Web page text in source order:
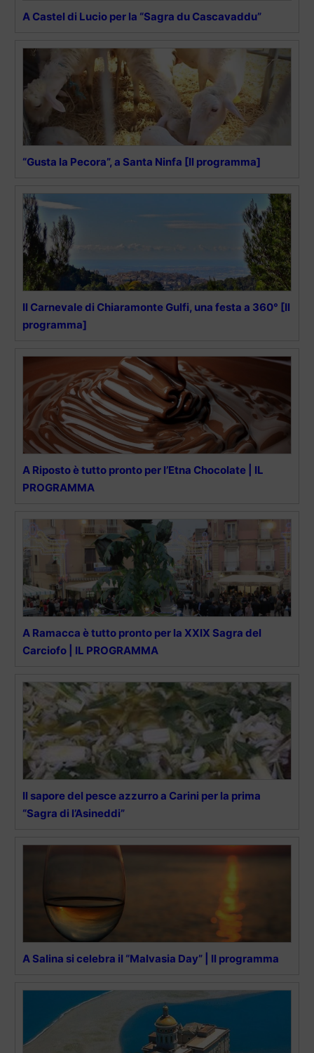
A Castel di Lucio per la “Sagra du Cascavaddu”
“Gusta la Pecora”, a Santa Ninfa [Il programma]
Il Carnevale di Chiaramonte Gulfi, una festa a 360° [Il
programma]
A Riposto è tutto pronto per l’Etna Chocolate | IL
PROGRAMMA
A Ramacca è tutto pronto per la XXIX Sagra del
Carciofo | IL PROGRAMMA
Il sapore del pesce azzurro a Carini per la prima
“Sagra di l’Asineddi”
A Salina si celebra il “Malvasia Day” | Il programma